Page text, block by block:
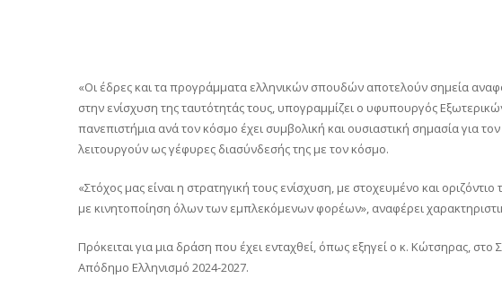
«Οι έδρες και τα προγράμματα ελληνικών σπουδών αποτελούν σημεία
στην ενίσχυση της ταυτότητάς τους, υπογραμμίζει ο υφυπουργός
πανεπιστήμια ανά τον κόσμο έχει συμβολική και ουσιαστική σημασία για
λειτουργούν ως γέφυρες διασύνδεσής της με τον κόσμο.
«Στόχος μας είναι η στρατηγική τους ενίσχυση, με στοχευμένο και
με κινητοποίηση όλων των εμπλεκόμενων φορέων», αναφέρει
Πρόκειται για μια δράση που έχει ενταχθεί, όπως εξηγεί ο κ. Κώτσηρας,
Απόδημο Ελληνισμό 2024-2027.